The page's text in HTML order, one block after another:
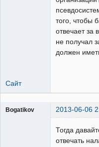
того, чтобы
отвечает за
не получал
должен
Сайт
Bogatikov 2013-06-06
Тогда
отвечать